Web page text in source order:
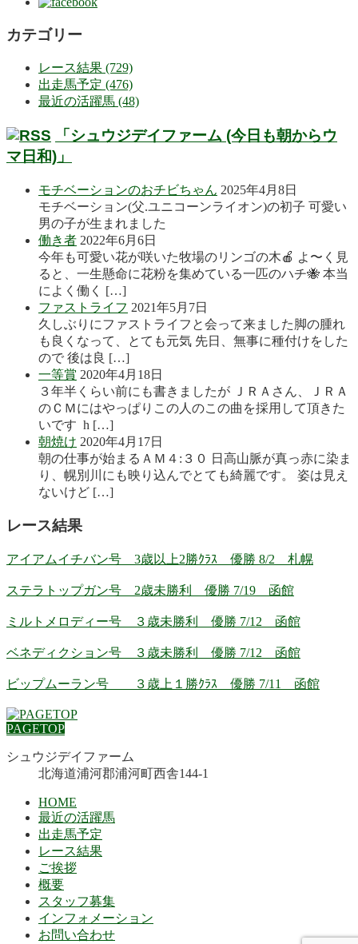
カテゴリー
レース結果 (729)
出走馬予定 (476)
最近の活躍馬 (48)
「シュウジデイファーム (今日も朝からウ
マ日和)」
モチベーションのおチビちゃん 2025年4月8日
モチベーション(父.ユニコーンライオン)の初子 可愛い
男の子が生まれました
働き者 2022年6月6日
今年も可愛い花が咲いた牧場のリンゴの木🍎 よ〜く見
ると、一生懸命に花粉を集めている一匹のハチ🐝 本当
によく働く […]
ファストライフ 2021年5月7日
久しぶりにファストライフと会って来ました脚の腫れ
も良くなって、とても元気 先日、無事に種付けをした
ので 後は良 […]
一等賞 2020年4月18日
３年半くらい前にも書きましたが ＪＲＡさん、ＪＲＡ
のＣＭにはやっぱりこの人のこの曲を採用して頂きた
いです h […]
朝焼け 2020年4月17日
朝の仕事が始まるＡＭ４:３０ 日高山脈が真っ赤に染ま
り、幌別川にも映り込んでとても綺麗です。 姿は見え
ないけど […]
レース結果
アイアムイチバン号 3歳以上2勝ｸﾗｽ 優勝 8/2 札幌
ステラトップガン号 2歳未勝利 優勝 7/19 函館
ミルトメロディー号 ３歳未勝利 優勝 7/12 函館
ベネディクション号 ３歳未勝利 優勝 7/12 函館
ビップムーラン号 ３歳上１勝ｸﾗｽ 優勝 7/11 函館
PAGETOP
シュウジデイファーム
北海道浦河郡浦河町西舎144-1
HOME
最近の活躍馬
出走馬予定
レース結果
ご挨拶
概要
スタッフ募集
インフォメーション
お問い合わせ